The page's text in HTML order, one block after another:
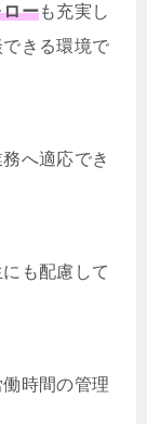
ーも充実し
きる環境で
へ適応でき
も配慮して
時間の管理